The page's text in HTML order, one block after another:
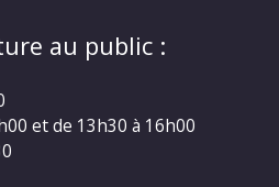
au public :
et de 13h30 à 16h00